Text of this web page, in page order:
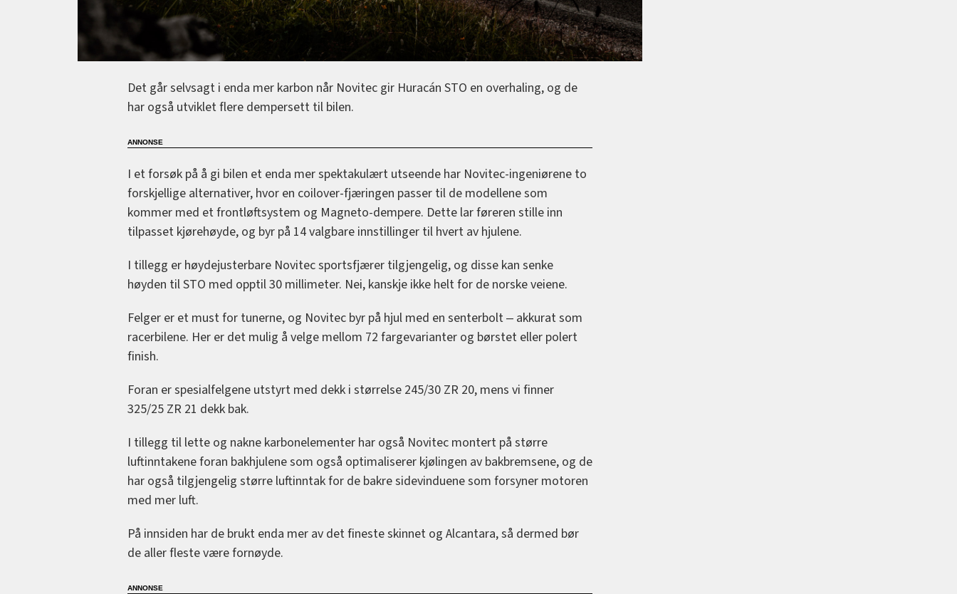
Det går selvsagt i enda mer karbon når Novitec gir Huracán STO en overhaling, og de
har også utviklet flere dempersett til bilen.
I et forsøk på å gi bilen et enda mer spektakulært utseende har Novitec-ingeniørene to
forskjellige alternativer, hvor en coilover-fjæringen passer til de modellene som
kommer med et frontløftsystem og Magneto-dempere. Dette lar føreren stille inn
tilpasset kjørehøyde, og byr på 14 valgbare innstillinger til hvert av hjulene.
I tillegg er høydejusterbare Novitec sportsfjærer tilgjengelig, og disse kan senke
høyden til STO med opptil 30 millimeter. Nei, kanskje ikke helt for de norske veiene.
Felger er et must for tunerne, og Novitec byr på hjul med en senterbolt ‒ akkurat som
racerbilene. Her er det mulig å velge mellom 72 fargevarianter og børstet eller polert
finish.
Foran er spesialfelgene utstyrt med dekk i størrelse 245/30 ZR 20, mens vi finner
325/25 ZR 21 dekk bak.
I tillegg til lette og nakne karbonelementer har også Novitec montert på større
luftinntakene foran bakhjulene som også optimaliserer kjølingen av bakbremsene, og de
har også tilgjengelig større luftinntak for de bakre sidevinduene som forsyner motoren
med mer luft.
På innsiden har de brukt enda mer av det fineste skinnet og Alcantara, så dermed bør
de aller fleste være fornøyde.